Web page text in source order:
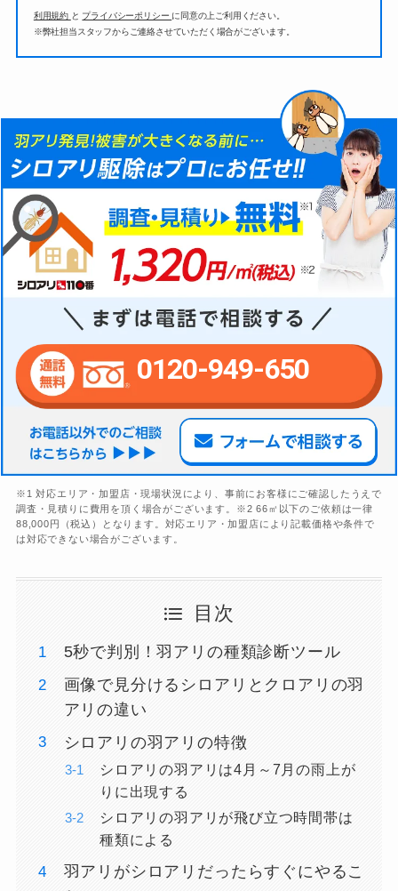
利用規約 と プライバシーポリシー に同意の上ご利用ください。
※弊社担当スタッフからご連絡させていただく場合がございます。
0120-949-650
※1 対応エリア・加盟店・現場状況により、事前にお客様にご確認したうえで
調査・見積りに費用を頂く場合がございます。※2 66㎡以下のご依頼は一律
88,000円（税込）となります。対応エリア・加盟店により記載価格や条件で
は対応できない場合がございます。
目次
5秒で判別！羽アリの種類診断ツール
画像で見分けるシロアリとクロアリの羽
アリの違い
シロアリの羽アリの特徴
シロアリの羽アリは4月～7月の雨上が
りに出現する
シロアリの羽アリが飛び立つ時間帯は
種類による
羽アリがシロアリだったらすぐにやるこ